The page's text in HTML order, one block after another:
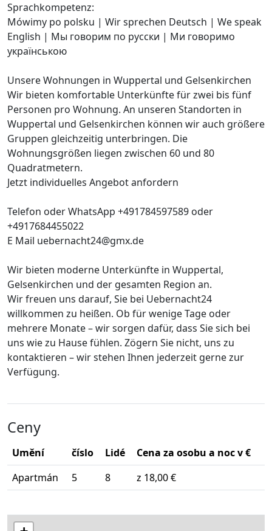
Sprachkompetenz:
Mówimy po polsku | Wir sprechen Deutsch | We speak
English | Мы говорим по русски | Ми говоримо
українською
Unsere Wohnungen in Wuppertal und Gelsenkirchen
Wir bieten komfortable Unterkünfte für zwei bis fünf
Personen pro Wohnung. An unseren Standorten in
Wuppertal und Gelsenkirchen können wir auch größere
Gruppen gleichzeitig unterbringen. Die
Wohnungsgrößen liegen zwischen 60 und 80
Quadratmetern.
Jetzt individuelles Angebot anfordern
Telefon oder WhatsApp +491784597589 oder
+4917684455022
E Mail uebernacht24@gmx.de
Wir bieten moderne Unterkünfte in Wuppertal,
Gelsenkirchen und der gesamten Region an.
Wir freuen uns darauf, Sie bei Uebernacht24
willkommen zu heißen. Ob für wenige Tage oder
mehrere Monate – wir sorgen dafür, dass Sie sich bei
uns wie zu Hause fühlen. Zögern Sie nicht, uns zu
kontaktieren – wir stehen Ihnen jederzeit gerne zur
Verfügung.
Ceny
Umění číslo Lidé
Cena za osobu a noc v €
Apartmán
5 8 z 18,00 €